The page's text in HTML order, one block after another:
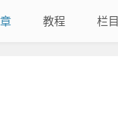
教程 栏目